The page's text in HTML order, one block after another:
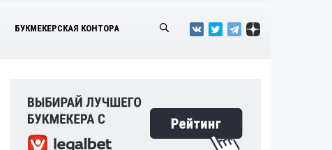
БУКМЕКЕРСКАЯ КОНТОРА